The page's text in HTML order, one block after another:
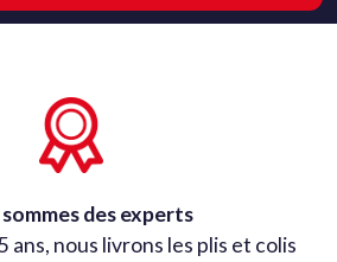
des experts
ans, nous livrons les plis et colis